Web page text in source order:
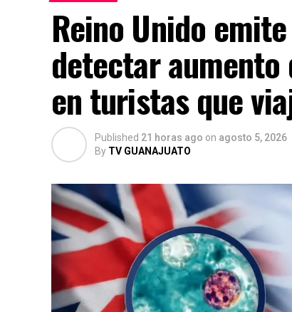
Reino Unido
detectar aumento
en turistas que
Published 21 horas ago on agosto 5, 2026
By TV GUANAJUATO